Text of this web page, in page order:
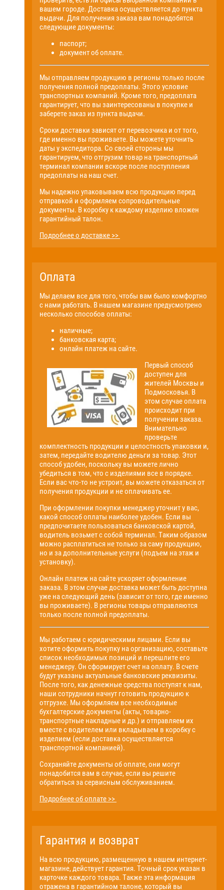
вашем городе. Доставка осуществляется до пункта
выдачи. Для получения заказа вам понадобятся
следующие документы:
паспорт;
документ об оплате.
Мы отправляем продукцию в регионы только после
получения полной предоплаты. Этого условие
транспортных компаний. Кроме того, предоплата
гарантирует, что вы заинтересованы в покупке и
заберете заказ из пункта выдачи.
Сроки доставки зависят от перевозчика и от того,
где именно вы проживаете. Вы можете уточнить
даты у экспедитора. Со своей стороны мы
гарантируем, что отгрузим товар на транспортный
терминал компании вскоре после поступления
предоплаты на наш счет.
Мы надежно упаковываем всю продукцию перед
отправкой и оформляем сопроводительные
документы. В коробку к каждому изделию вложен
гарантийный талон.
Подробнее о доставке >>
Оплата
Мы делаем все для того, чтобы вам было комфортно
с нами работать. В нашем магазине предусмотрено
несколько способов оплаты:
наличные;
банковская карта;
онлайн платеж на сайте.
Первый способ
доступен для
жителей Москвы и
Подмосковья. В
этом случае оплата
происходит при
получении заказа.
Внимательно
проверьте
комплектность продукции и целостность упаковки и,
затем, передайте водителю деньги за товар. Этот
способ удобен, поскольку вы можете лично
убедиться в том, что с изделиями все в порядке.
Если вас что-то не устроит, вы можете отказаться от
получения продукции и не оплачивать ее.
При оформлении покупки менеджер уточнит у вас,
какой способ оплаты наиболее удобен. Если вы
предпочитаете пользоваться банковской картой,
водитель возьмет с собой терминал. Таким образом
можно расплатиться не только за саму продукцию,
но и за дополнительные услуги (подъем на этаж и
установку).
Онлайн платеж на сайте ускоряет оформление
заказа. В этом случае доставка может быть доступна
уже на следующий день (зависит от того, где именно
вы проживаете). В регионы товары отправляются
только после полной предоплаты.
Мы работаем с юридическими лицами. Если вы
хотите оформить покупку на организацию, составьте
список необходимых позиций и перешлите его
менеджеру. Он сформирует счет на оплату. В счете
будут указаны актуальные банковские реквизиты.
После того, как денежные средства поступят к нам,
наши сотрудники начнут готовить продукцию к
отгрузке. Мы оформляем все необходимые
бухгалтерские документы (акты, товарно-
транспортные накладные и др.) и отправляем их
вместе с водителем или вкладываем в коробку с
изделием (если доставка осуществляется
транспортной компанией).
Сохраняйте документы об оплате, они могут
понадобится вам в случае, если вы решите
обратиться за сервисным обслуживанием.
Подробнее об оплате >>
Гарантия и возврат
На всю продукцию, размещенную в нашем интернет-
магазине, действует гарантия. Точный срок указан в
карточке каждого товара. Также эта информация
отражена в гарантийном талоне, который вы